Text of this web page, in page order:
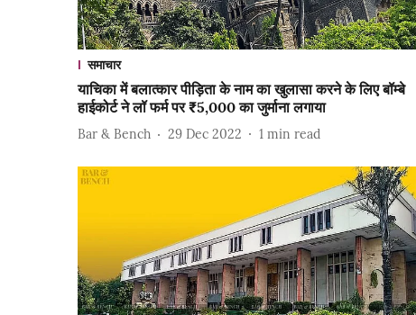
समाचार
याचिका में बलात्कार पीड़िता के नाम का खुलासा करने के लिए बॉम्बे
हाईकोर्ट ने लॉ फर्म पर ₹5,000 का जुर्माना लगाया
Bar & Bench 29 Dec 2022 1 min read